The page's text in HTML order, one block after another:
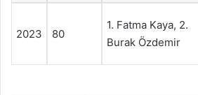
2023 80
1. Fatma Kaya, 2.
Burak Özdemir